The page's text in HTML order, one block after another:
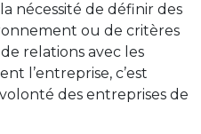
nécessité de définir des
ou de critères
relations avec les
l’entreprise, c’est
des entreprises de